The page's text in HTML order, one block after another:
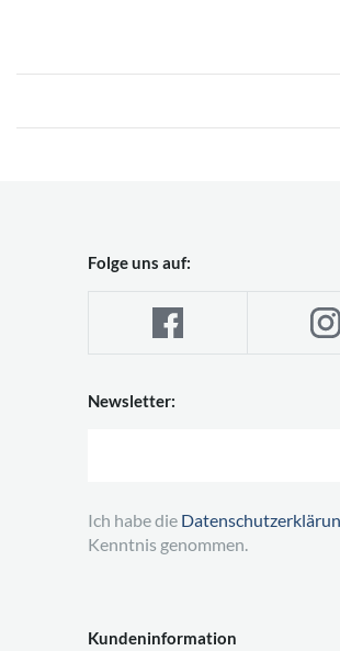
Kundeninformation
Folge uns auf:
Newsletter:
Ich habe die
Kenntnis genommen.